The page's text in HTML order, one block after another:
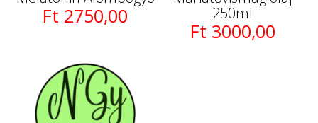
Ft 2750,00
250ml
Ft 3000,00